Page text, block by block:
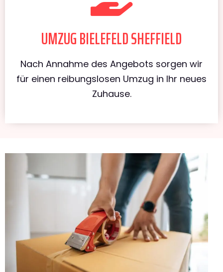
UMZUG BIELEFELD SHEFFIELD
Nach Annahme des Angebots sorgen wir
für einen reibungslosen Umzug in Ihr neues
Zuhause.